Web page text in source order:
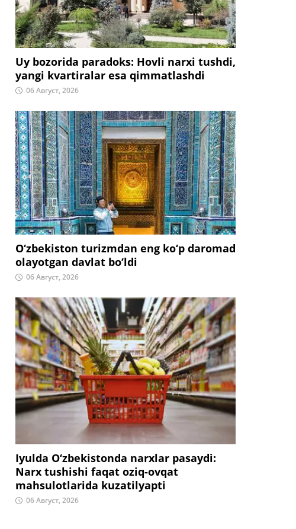
Uy bozorida paradoks: Hovli narxi tushdi,
yangi kvartiralar esa qimmatlashdi
06 Август, 2026
O‘zbekiston turizmdan eng ko‘p daromad
olayotgan davlat bo‘ldi
06 Август, 2026
Iyulda O‘zbekistonda narxlar pasaydi:
Narx tushishi faqat oziq-ovqat
mahsulotlarida kuzatilyapti
06 Август, 2026